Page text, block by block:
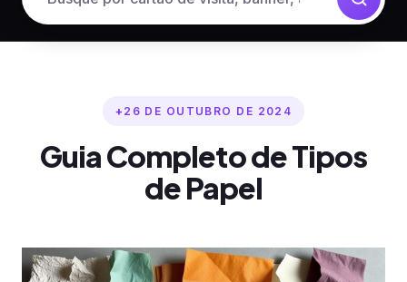
26 DE OUTUBRO DE 2024
Guia Completo de Tipos
de Papel